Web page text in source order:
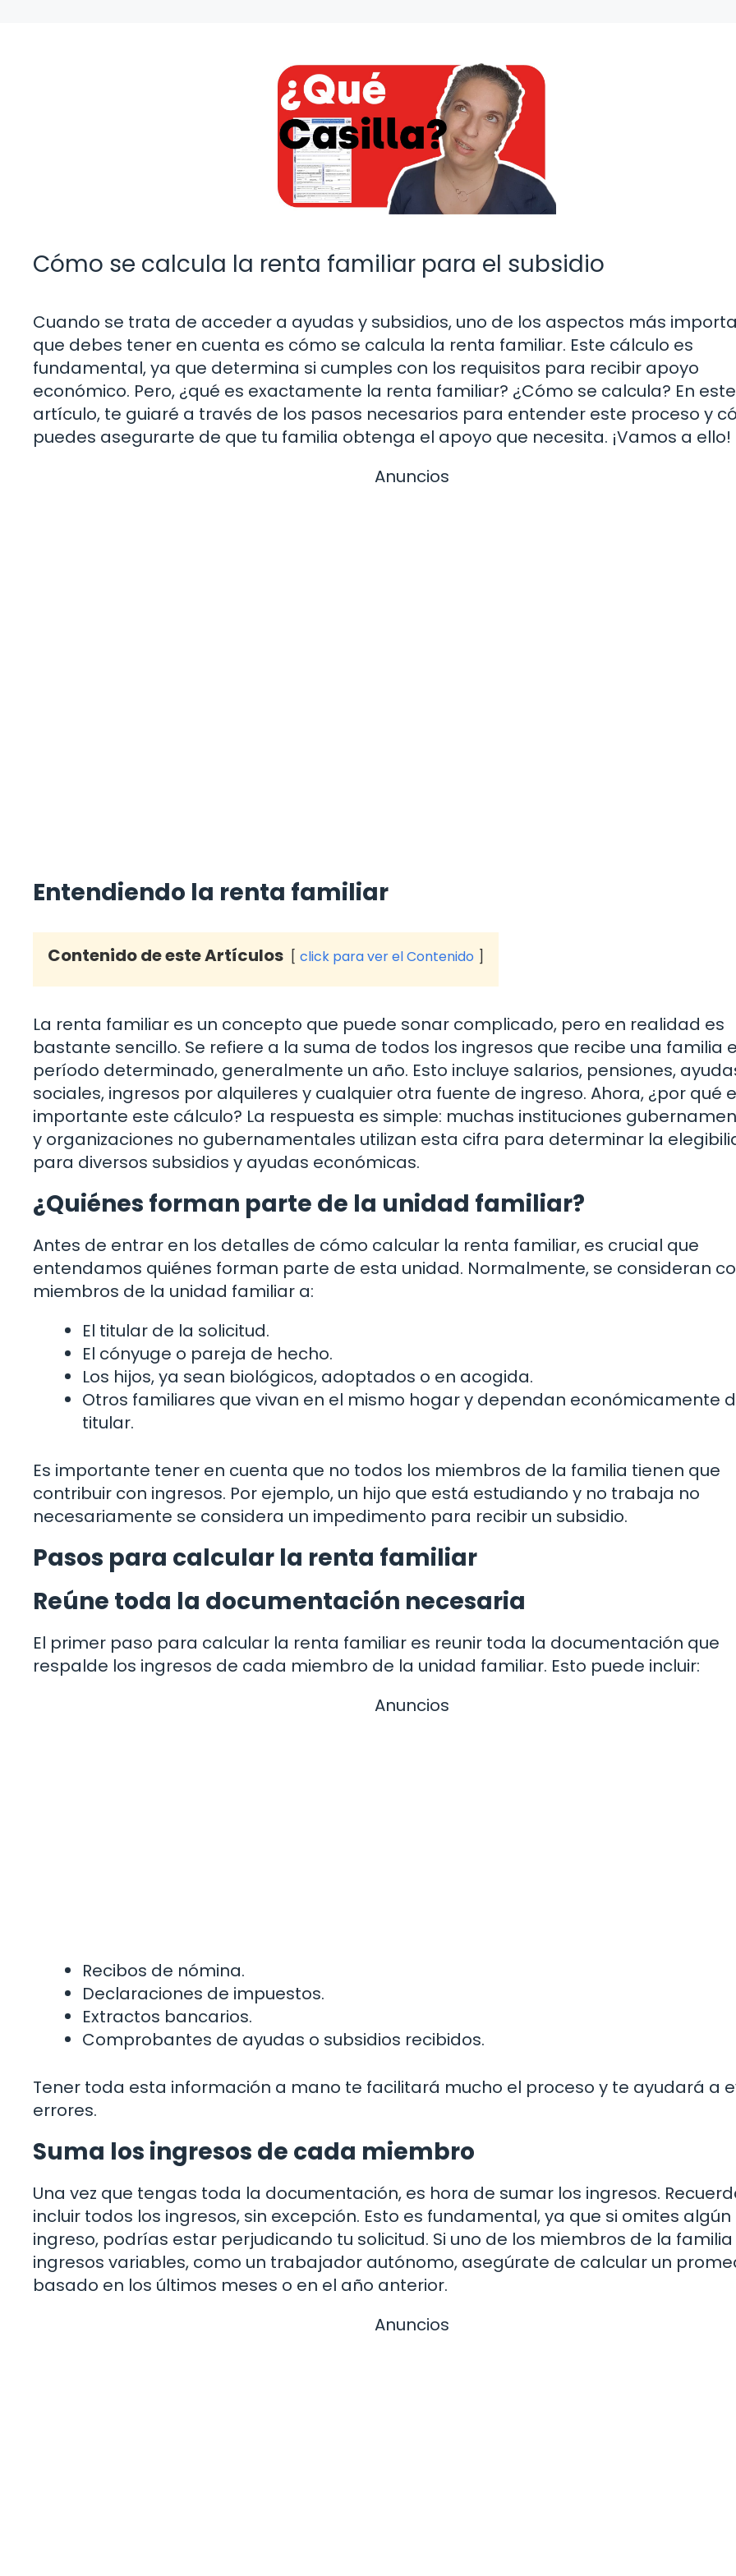
Cómo se calcula la renta familiar para el subsidio
Cuando se trata de acceder a ayudas y subsidios, uno de los aspectos más
que debes tener en cuenta es cómo se calcula la renta familiar. Este cálculo es
fundamental, ya que determina si cumples con los requisitos para recibir apoyo
económico. Pero, ¿qué es exactamente la renta familiar? ¿Cómo se calcula? En este
artículo, te guiaré a través de los pasos necesarios para entender este proceso y
puedes asegurarte de que tu familia obtenga el apoyo que necesita. ¡Vamos a ello!
Anuncios
Entendiendo la renta familiar
Contenido de este Artículos click para ver el Contenido
La renta familiar es un concepto que puede sonar complicado, pero en realidad es
bastante sencillo. Se refiere a la suma de todos los ingresos que recibe una familia
período determinado, generalmente un año. Esto incluye salarios, pensiones,
sociales, ingresos por alquileres y cualquier otra fuente de ingreso. Ahora, ¿por qué
importante este cálculo? La respuesta es simple: muchas instituciones
y organizaciones no gubernamentales utilizan esta cifra para determinar la
para diversos subsidios y ayudas económicas.
¿Quiénes forman parte de la unidad familiar?
Antes de entrar en los detalles de cómo calcular la renta familiar, es crucial que
entendamos quiénes forman parte de esta unidad. Normalmente, se consideran
miembros de la unidad familiar a:
El titular de la solicitud.
El cónyuge o pareja de hecho.
Los hijos, ya sean biológicos, adoptados o en acogida.
Otros familiares que vivan en el mismo hogar y dependan económicamente
titular.
Es importante tener en cuenta que no todos los miembros de la familia tienen que
contribuir con ingresos. Por ejemplo, un hijo que está estudiando y no trabaja no
necesariamente se considera un impedimento para recibir un subsidio.
Pasos para calcular la renta familiar
Reúne toda la documentación necesaria
El primer paso para calcular la renta familiar es reunir toda la documentación que
respalde los ingresos de cada miembro de la unidad familiar. Esto puede incluir:
Anuncios
Recibos de nómina.
Declaraciones de impuestos.
Extractos bancarios.
Comprobantes de ayudas o subsidios recibidos.
Tener toda esta información a mano te facilitará mucho el proceso y te ayudará a
errores.
Suma los ingresos de cada miembro
Una vez que tengas toda la documentación, es hora de sumar los ingresos.
incluir todos los ingresos, sin excepción. Esto es fundamental, ya que si omites algún
ingreso, podrías estar perjudicando tu solicitud. Si uno de los miembros de la
ingresos variables, como un trabajador autónomo, asegúrate de calcular un
basado en los últimos meses o en el año anterior.
Anuncios